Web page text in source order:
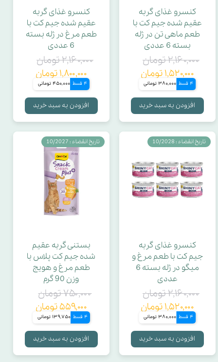
کنسرو غذای گربه
عقیم شده جیم کت با
طعم ماهی تن در ژله
بسته 6 عددی
۲,۱۶۰,۰۰۰ تومان
۱,۵۲۰,۰۰۰ تومان
4 قسط 380,000 تومانی
افزودن به سبد خرید
کنسرو غذای گربه
عقیم شده جیم کت با
طعم مرغ در ژله بسته
6 عددی
۲,۱۶۰,۰۰۰ تومان
۱,۸۰۰,۰۰۰ تومان
4 قسط 450,000 تومانی
افزودن به سبد خرید
کنسرو غذای گربه
جیم کت با طعم مرغ و
میگو در ژله بسته 6
عددی
۲,۱۶۰,۰۰۰ تومان
۱,۵۲۰,۰۰۰ تومان
4 قسط 380,000 تومانی
افزودن به سبد خرید
تاریخ انقضاء : 10/2028
بستنی گربه عقیم
شده جیم کت پلاس با
طعم مرغ و هویج
وزن 90 گرم
۷۵۰,۰۰۰ تومان
۵۵۹,۰۰۰ تومان
4 قسط 139,750 تومانی
افزودن به سبد خرید
تاریخ انقضاء : 10/2027